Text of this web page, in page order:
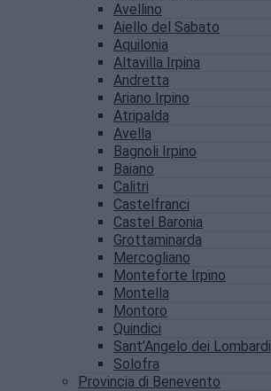
Avellino
Aiello del Sabato
Aquilonia
Altavilla Irpina
Andretta
Ariano Irpino
Atripalda
Avella
Bagnoli Irpino
Baiano
Calitri
Castelfranci
Castel Baronia
Grottaminarda
Mercogliano
Monteforte Irpino
Montella
Montoro
Quindici
Sant’Angelo dei Lombardi
Solofra
Provincia di Benevento